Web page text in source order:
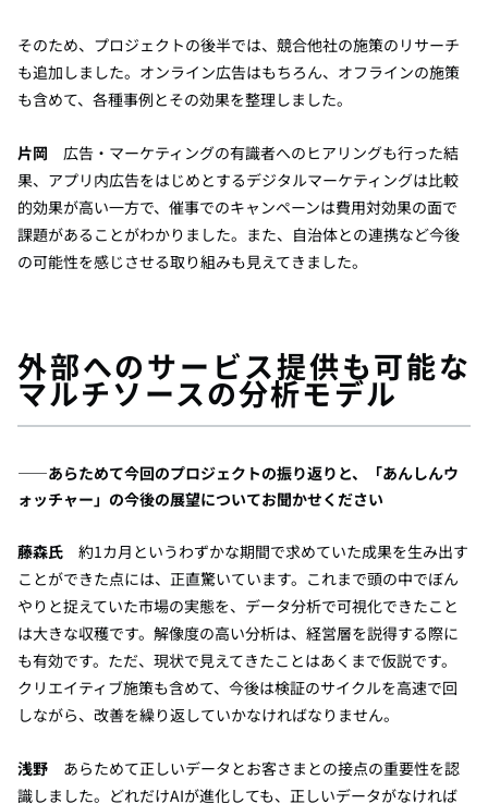
そのため、プロジェクトの後半では、競合他社の施策のリサーチ
も追加しました。オンライン広告はもちろん、オフラインの施策
も含めて、各種事例とその効果を整理しました。
片岡 広告・マーケティングの有識者へのヒアリングも行った結
果、アプリ内広告をはじめとするデジタルマーケティングは比較
的効果が高い一方で、催事でのキャンペーンは費用対効果の面で
課題があることがわかりました。また、自治体との連携など今後
の可能性を感じさせる取り組みも見えてきました。
外部へのサービス提供も可能な
マルチソースの分析モデル
――あらためて今回のプロジェクトの振り返りと、「あんしんウ
ォッチャー」の今後の展望についてお聞かせください
藤森氏 約1カ月というわずかな期間で求めていた成果を生み出す
ことができた点には、正直驚いています。これまで頭の中でぼん
やりと捉えていた市場の実態を、データ分析で可視化できたこと
は大きな収穫です。解像度の高い分析は、経営層を説得する際に
も有効です。ただ、現状で見えてきたことはあくまで仮説です。
クリエイティブ施策も含めて、今後は検証のサイクルを高速で回
しながら、改善を繰り返していかなければなりません。
浅野 あらためて正しいデータとお客さまとの接点の重要性を認
識しました。どれだけAIが進化しても、正しいデータがなければ